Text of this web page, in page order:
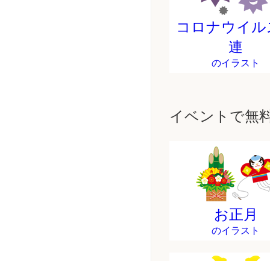
コロナウイル
連
のイラスト
イベントで無
お正月
のイラスト